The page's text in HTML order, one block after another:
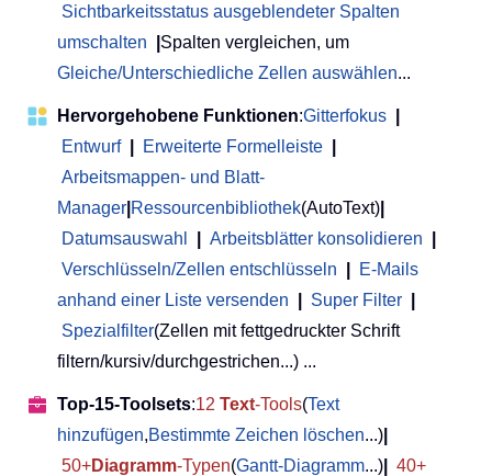
Sichtbarkeitsstatus ausgeblendeter Spalten
umschalten
Spalten vergleichen, um
Gleiche/Unterschiedliche Zellen auswählen...
Hervorgehobene Funktionen:Gitterfokus
Entwurf
Erweiterte Formelleiste
Arbeitsmappen- und Blatt-
Manager Ressourcenbibliothek(AutoText)
Datumsauswahl
Arbeitsblätter konsolidieren
Verschlüsseln/Zellen entschlüsseln
E-Mails
anhand einer Liste versenden
Super Filter
Spezialfilter(Zellen mit fettgedruckter Schrift
filtern/kursiv/durchgestrichen...) ...
Top-15-Toolsets:12 Text-Tools(Text
hinzufügen,Bestimmte Zeichen löschen...)
50+Diagramm-Typen(Gantt-Diagramm...)
40+